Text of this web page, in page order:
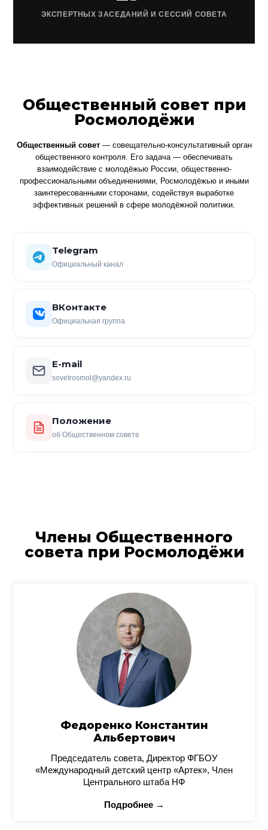
ЭКСПЕРТНЫХ ЗАСЕДАНИЙ И СЕССИЙ СОВЕТА
Общественный совет при
Росмолодёжи
Общественный совет— совещательно-консультативный орган
общественного контроля. Его задача — обеспечивать
взаимодействие с молодёжью России, общественно-
профессиональными объединениями, Росмолодёжью и иными
заинтересованными сторонами, содействуя выработке
эффективных решений в сфере молодёжной политики.
Telegram
Официальный канал
ВКонтакте
Официальная группа
E-mail
sovetrosmol@yandex.ru
Положение
об Общественном совете
Члены Общественного
совета при Росмолодёжи
Федоренко Константин
Альбертович
Председатель совета, Директор ФГБОУ
«Международный детский центр «Артек», Член
Центрального штаба НФ
Подробнее →